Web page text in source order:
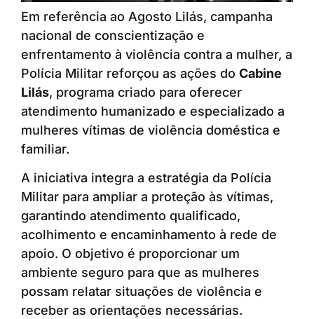
Em referência ao Agosto Lilás, campanha
nacional de conscientização e
enfrentamento à violência contra a mulher, a
Polícia Militar reforçou as ações do Cabine
Lilás, programa criado para oferecer
atendimento humanizado e especializado a
mulheres vítimas de violência doméstica e
familiar.
A iniciativa integra a estratégia da Polícia
Militar para ampliar a proteção às vítimas,
garantindo atendimento qualificado,
acolhimento e encaminhamento à rede de
apoio. O objetivo é proporcionar um
ambiente seguro para que as mulheres
possam relatar situações de violência e
receber as orientações necessárias.